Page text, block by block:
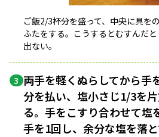
ご飯2/3杯分を盛って、中央に具を
ふたをする。こうするとむすんだ
出ない。
3 両手を軽くぬらしてから手
分を払い、塩小さじ1/3を
る。手をこすり合わせて塩
手を1回し、余分な塩を落と